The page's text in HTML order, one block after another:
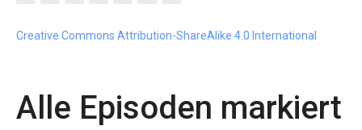
Creative Commons Attribution-ShareAlike 4.0 International
Alle Episoden markiert